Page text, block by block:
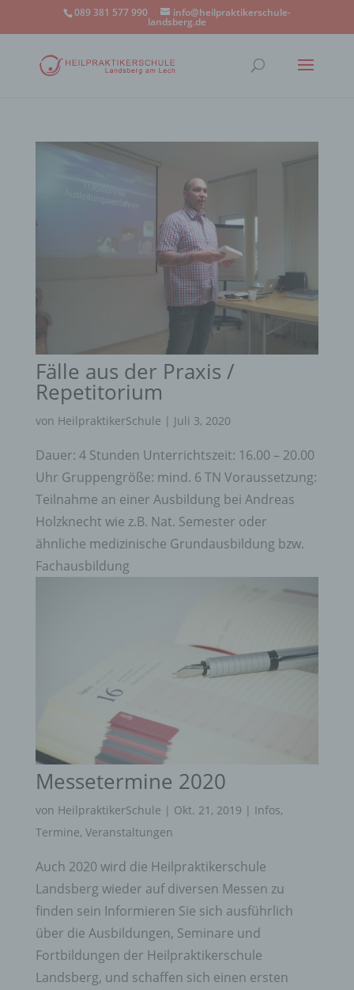
089 381 577 990 info@heilpraktikerschule-
landsberg.de
Fälle aus der Praxis /
Repetitorium
von HeilpraktikerSchule | Juli 3, 2020
Dauer: 4 Stunden Unterrichtszeit: 16.00 – 20.00
Uhr Gruppengröße: mind. 6 TN Voraussetzung:
Teilnahme an einer Ausbildung bei Andreas
Holzknecht wie z.B. Nat. Semester oder
ähnliche medizinische Grundausbildung bzw.
Fachausbildung
Messetermine 2020
von HeilpraktikerSchule | Okt. 21, 2019 | Infos,
Termine, Veranstaltungen
Auch 2020 wird die Heilpraktikerschule
Landsberg wieder auf diversen Messen zu
finden sein Informieren Sie sich ausführlich
über die Ausbildungen, Seminare und
Fortbildungen der Heilpraktikerschule
Landsberg, und schaffen sich einen ersten